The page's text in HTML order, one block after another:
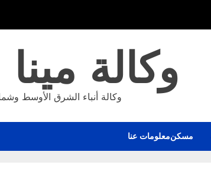
وكالة مينا
وكالة أنباء الشرق الأوسط
مسكنمعلومات عنا